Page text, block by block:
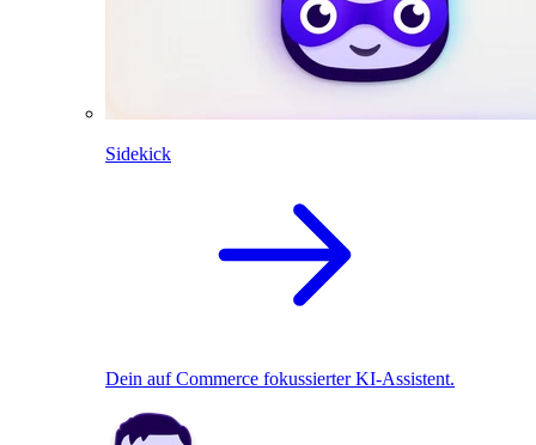
Sidekick
Dein auf Commerce fokussierter KI-Assistent.